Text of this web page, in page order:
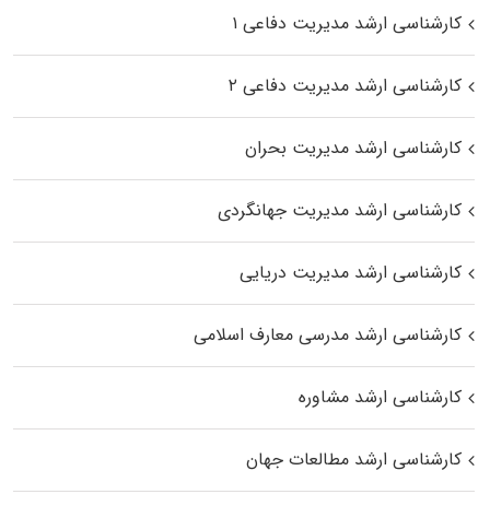
کارشناسی ارشد مدیریت دفاعی ۱
کارشناسی ارشد مدیریت دفاعی ۲
کارشناسی ارشد مدیریت بحران
کارشناسی ارشد مدیریت جهانگردی
کارشناسی ارشد مدیریت دریایی
کارشناسی ارشد مدرسی معارف اسلامی
کارشناسی ارشد مشاوره
کارشناسی ارشد مطالعات جهان